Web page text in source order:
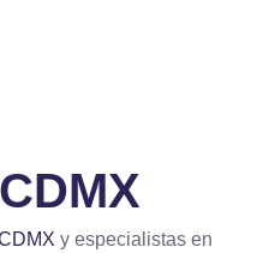
y especialistas en